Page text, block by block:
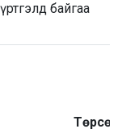
байгаа
Төрсөн